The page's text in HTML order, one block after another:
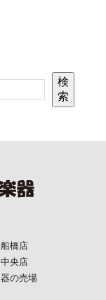
検
索
橋店
央店
の売場